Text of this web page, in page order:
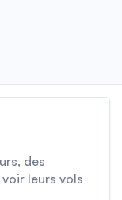
des
leurs vols